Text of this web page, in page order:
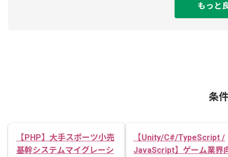
もっと
条
【PHP】大手スポーツ小売
基幹システムマイグレーシ
【Unity/C#/TypeScript /
JavaScript】ゲーム業界